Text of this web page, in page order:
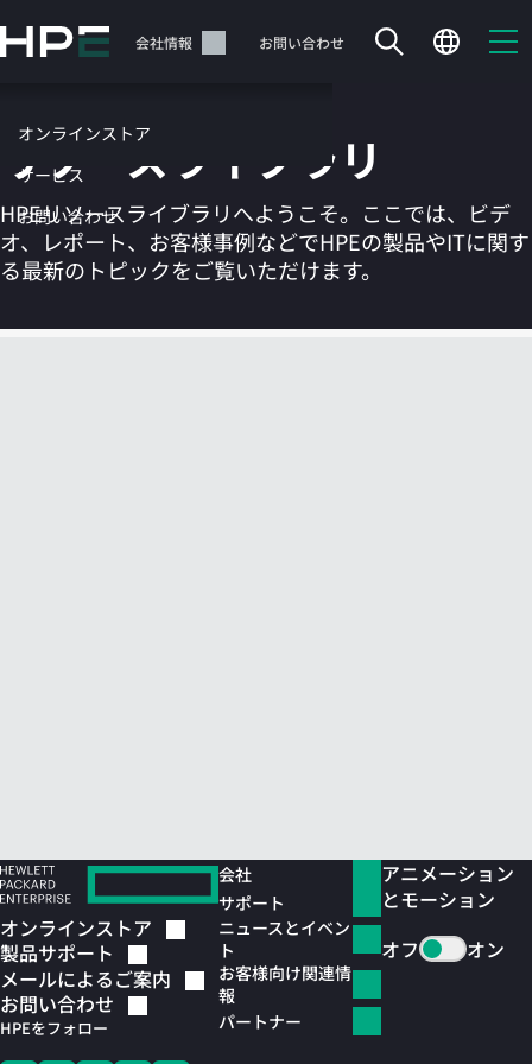
イ
テ
ツ
に
ス
ッ
サポート 会社情報 お問い合わせ
オンラインストア
サービス
お問い合わせ
カートは空です
リソースライブラリ
HPEリソースライブラリへようこそ。ここでは、ビデ
オ、レポート、お客様事例などでHPEの製品やITに関す
る最新のトピックをご覧いただけます。
オンラインストア
製品サポート
メールによるご案内
お問い合わせ
HPEをフォロー
会社
サポート
ニュースとイベン
ト
お客様向け関連情
報
パートナー
アニメーション
とモーション
オフ
オン